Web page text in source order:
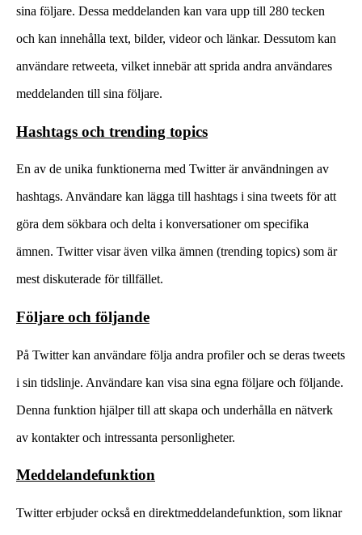
sina följare. Dessa meddelanden kan vara upp till 280 tecken
och kan innehålla text, bilder, videor och länkar. Dessutom kan
användare retweeta, vilket innebär att sprida andra användares
meddelanden till sina följare.
Hashtags och trending topics
En av de unika funktionerna med Twitter är användningen av
hashtags. Användare kan lägga till hashtags i sina tweets för att
göra dem sökbara och delta i konversationer om specifika
ämnen. Twitter visar även vilka ämnen (trending topics) som är
mest diskuterade för tillfället.
Följare och följande
På Twitter kan användare följa andra profiler och se deras tweets
i sin tidslinje. Användare kan visa sina egna följare och följande.
Denna funktion hjälper till att skapa och underhålla en nätverk
av kontakter och intressanta personligheter.
Meddelandefunktion
Twitter erbjuder också en direktmeddelandefunktion, som liknar